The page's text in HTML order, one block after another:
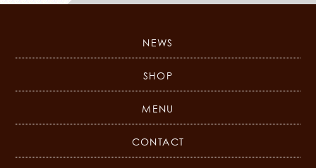
NEWS
SHOP
MENU
CONTACT